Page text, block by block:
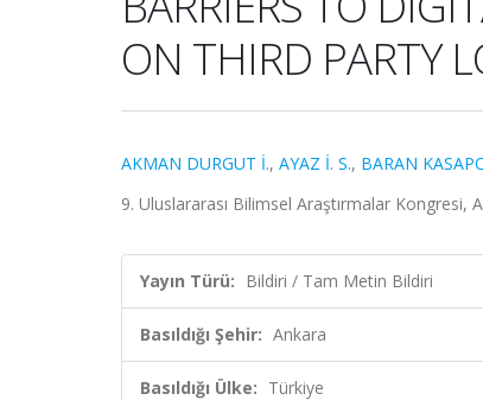
ON THIRD PARTY
AKMAN DURGUT İ., AYAZ İ. S., BARAN
9. Uluslararası Bilimsel Araştırmalar
Yayın Türü: Bildiri / Tam Metin Bildiri
Basıldığı Şehir: Ankara
Basıldığı Ülke: Türkiye